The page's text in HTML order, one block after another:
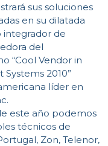
sus soluciones
en su dilatada
de
del
“Cool Vendor in
2010”
líder en
este año podemos
técnicos de
Zon, Telenor,